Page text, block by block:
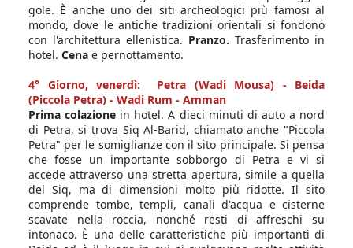
gole. È anche uno dei siti archeologici più famosi al
mondo, dove le antiche tradizioni orientali si fondono
con l'architettura ellenistica. Pranzo. Trasferimento in
hotel. Cena e pernottamento.
4° Giorno, venerdì: Petra (Wadi Mousa) - Beida
(Piccola Petra) - Wadi Rum - Amman
Prima colazione in hotel. A dieci minuti di auto a nord
di Petra, si trova Siq Al-Barid, chiamato anche "Piccola
Petra" per le somiglianze con il sito principale. Si pensa
che fosse un importante sobborgo di Petra e vi si
accede attraverso una stretta apertura, simile a quella
del Siq, ma di dimensioni molto più ridotte. Il sito
comprende tombe, templi, canali d'acqua e cisterne
scavate nella roccia, nonché resti di affreschi su
intonaco. È una delle caratteristiche più importanti di